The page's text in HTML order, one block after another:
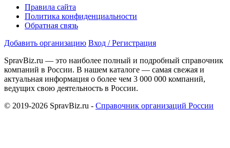
Правила сайта
Политика конфиденциальности
Обратная связь
Добавить организацию Вход / Регистрация
SpravBiz.ru — это наиболее полный и подробный справочник
компаний в России. В нашем каталоге — самая свежая и
актуальная информация о более чем 3 000 000 компаний,
ведущих свою деятельность в России.
© 2019-2026 SpravBiz.ru - Справочник организаций России